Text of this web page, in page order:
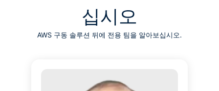
십시오
AWS 구동 솔루션 뒤에 전용 팀을 알아보십시오.